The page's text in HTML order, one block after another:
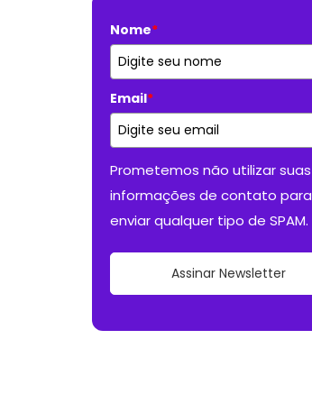
Nome*
Email*
Prometemos não utilizar suas
informações de contato para
enviar qualquer tipo de SPAM.
Assinar Newsletter